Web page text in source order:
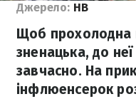
Джерело: НВ
Щоб прохолодна
зненацька, до
завчасно. На
інфлюенсерок